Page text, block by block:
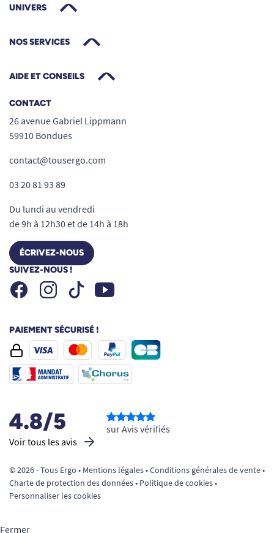
UNIVERS
NOS SERVICES
AIDE ET CONSEILS
CONTACT
26 avenue Gabriel Lippmann
59910 Bondues
contact@tousergo.com
03 20 81 93 89
Du lundi au vendredi
de 9h à 12h30 et de 14h à 18h
ÉCRIVEZ-NOUS
SUIVEZ-NOUS !
FacebookInstagramTiktok Youtube
PAIEMENT SÉCURISÉ !
4.8/5
Voir tous les avis
sur Avis vérifiés
© 2026 - Tous Ergo • Mentions légales•Conditions générales de vente•
Charte de protection des données• Politique de cookies•
Personnaliser les cookies
Fermer